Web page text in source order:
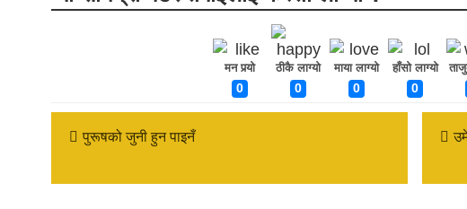
मन पर्‍यो
0
ठीकै लाग्यो
0
माया लाग्यो
0
हाँसो लाग्यो
0
पुरूषको जुनी हुन पाइनँ